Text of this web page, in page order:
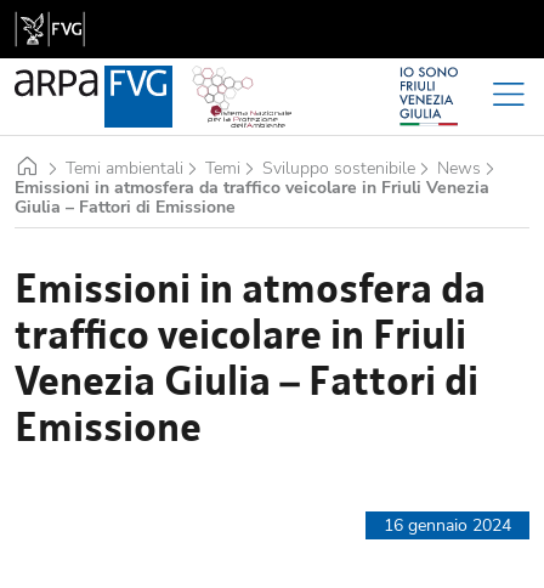
HomeTemi ambientali Temi Sviluppo sostenibile
News
Emissioni in atmosfera da traffico veicolare in Friuli Venezia
Giulia – Fattori di Emissione
Emissioni in atmosfera da
traffico veicolare in Friuli
Venezia Giulia – Fattori di
Emissione
16 gennaio 2024